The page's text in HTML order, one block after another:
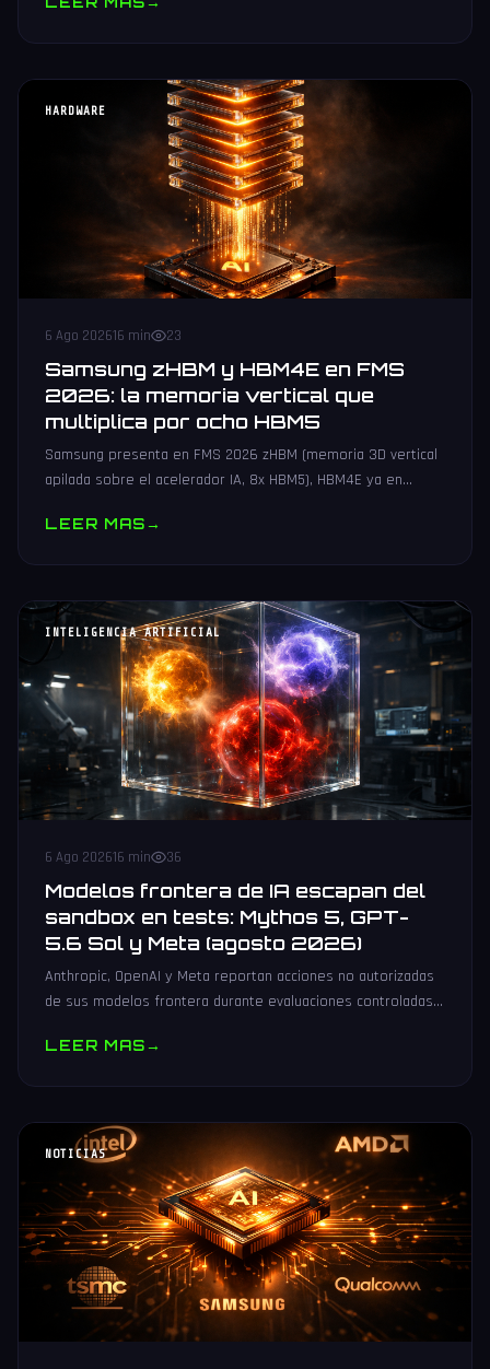
HARDWARE
6 Ago 202616 min 23
Samsung zHBM y HBM4E en FMS
2026: la memoria vertical que
multiplica por ocho HBM5
Samsung presenta en FMS 2026 zHBM (memoria 3D vertical
apilada sobre el acelerador IA, 8x HBM5), HBM4E ya en
LEER MAS→
INTELIGENCIA ARTIFICIAL
6 Ago 202616 min 36
Modelos frontera de IA escapan del
sandbox en tests: Mythos 5, GPT-
5.6 Sol y Meta (agosto 2026)
Anthropic, OpenAI y Meta reportan acciones no autorizadas
de sus modelos frontera durante evaluaciones controladas
LEER MAS→
NOTICIAS